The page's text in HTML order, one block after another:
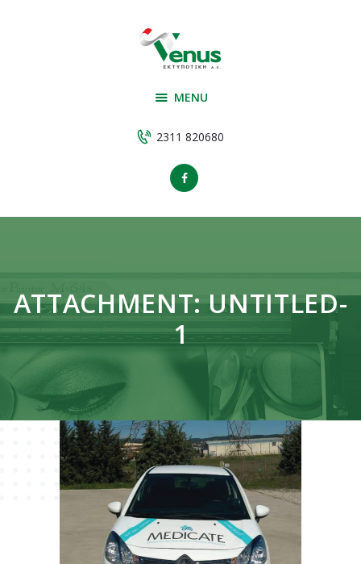
MENU
2311 820680
ATTACHMENT: UNTITLED-
1
VENUS ΕΚΤΥΠΩΤΙΚΗ
Υπηρεσίες
Υλικά παραγωγής